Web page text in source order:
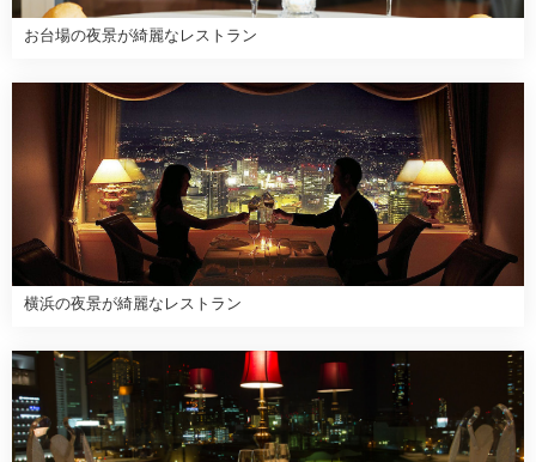
お台場の夜景が綺麗なレストラン
横浜の夜景が綺麗なレストラン